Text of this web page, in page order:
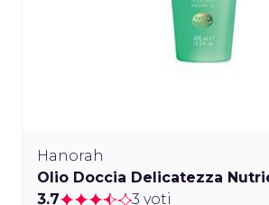
Hanorah
Olio Doccia Delicatezza
3.7
3 voti